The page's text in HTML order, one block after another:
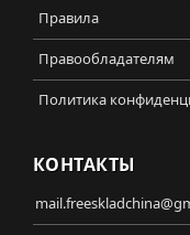
Правила
Правообладателям
Политика
КОНТАКТЫ